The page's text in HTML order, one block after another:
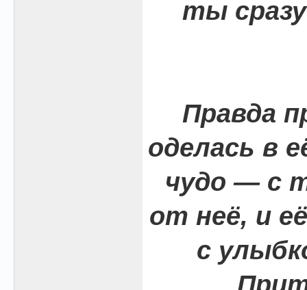
ты
Правда
оделась в
чудо — с
от неё, и
с